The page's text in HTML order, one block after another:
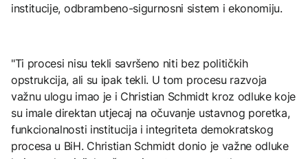
institucije, odbrambeno-sigurnosni sistem i ekonomiju.
"Ti procesi nisu tekli savršeno niti bez političkih
opstrukcija, ali su ipak tekli. U tom procesu razvoja
važnu ulogu imao je i Christian Schmidt kroz odluke koje
su imale direktan utjecaj na očuvanje ustavnog poretka,
funkcionalnosti institucija i integriteta demokratskog
procesa u BiH. Christian Schmidt donio je važne odluke